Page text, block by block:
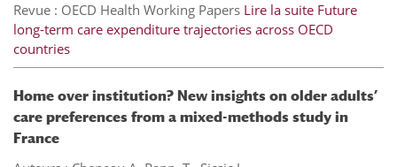
Revue : OECD Health Working Papers Lire la suite Future
long-term care expenditure trajectories across OECD
countries
Home over institution? New insights on older adults’
care preferences from a mixed-methods study in
France